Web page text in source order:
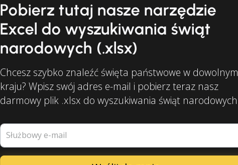
Pobierz tutaj nasze narzędzie
Excel do wyszukiwania świąt
narodowych (.xlsx)
Chcesz szybko znaleźć święta państwowe w dowolnym
kraju? Wpisz swój adres e-mail i pobierz teraz nasz
darmowy plik .xlsx do wyszukiwania świąt
Służbowy e-mail